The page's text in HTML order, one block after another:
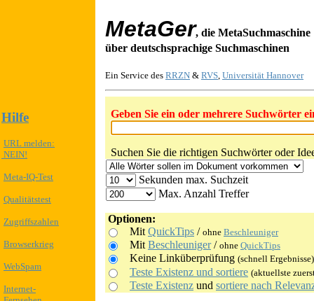
MetaGer, die MetaSuchmaschine
über deutschsprachige Suchmaschinen
Ein Service des RRZN & RVS Universität Hannover
Hilfe
URL melden:
NEIN!
Meta-IQ-Test
Qualitätstest
Zugriffszahlen
Browserkrieg
WebSpam
Internet-
Geben Sie ein oder mehrere Suchwörter
Suchen Sie die richtigen Suchwörter oder
Sekunden max. Suchzeit
Max. Anzahl Treffer
Optionen:
Mit QuickTips / ohne Beschleuniger
Mit Beschleuniger/ ohne QuickTips
Keine Linküberprüfung (schnell Ergebnisse)
Teste Existenz und sortiere (aktuellste
Teste Existenz und sortiere nach